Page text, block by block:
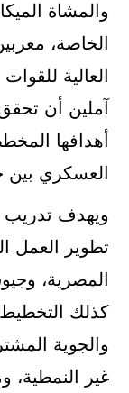
والمشاة
الخاصة،
العالية
آملين أن
أهدافها
العسكري
ويهدف تدريب
تطوير العمل
المصرية،
كذلك التخطيط
والجوية
غير النمطية،